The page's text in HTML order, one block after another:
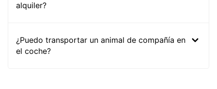
alquiler?
¿Puedo transportar un animal de compañía en
el coche?